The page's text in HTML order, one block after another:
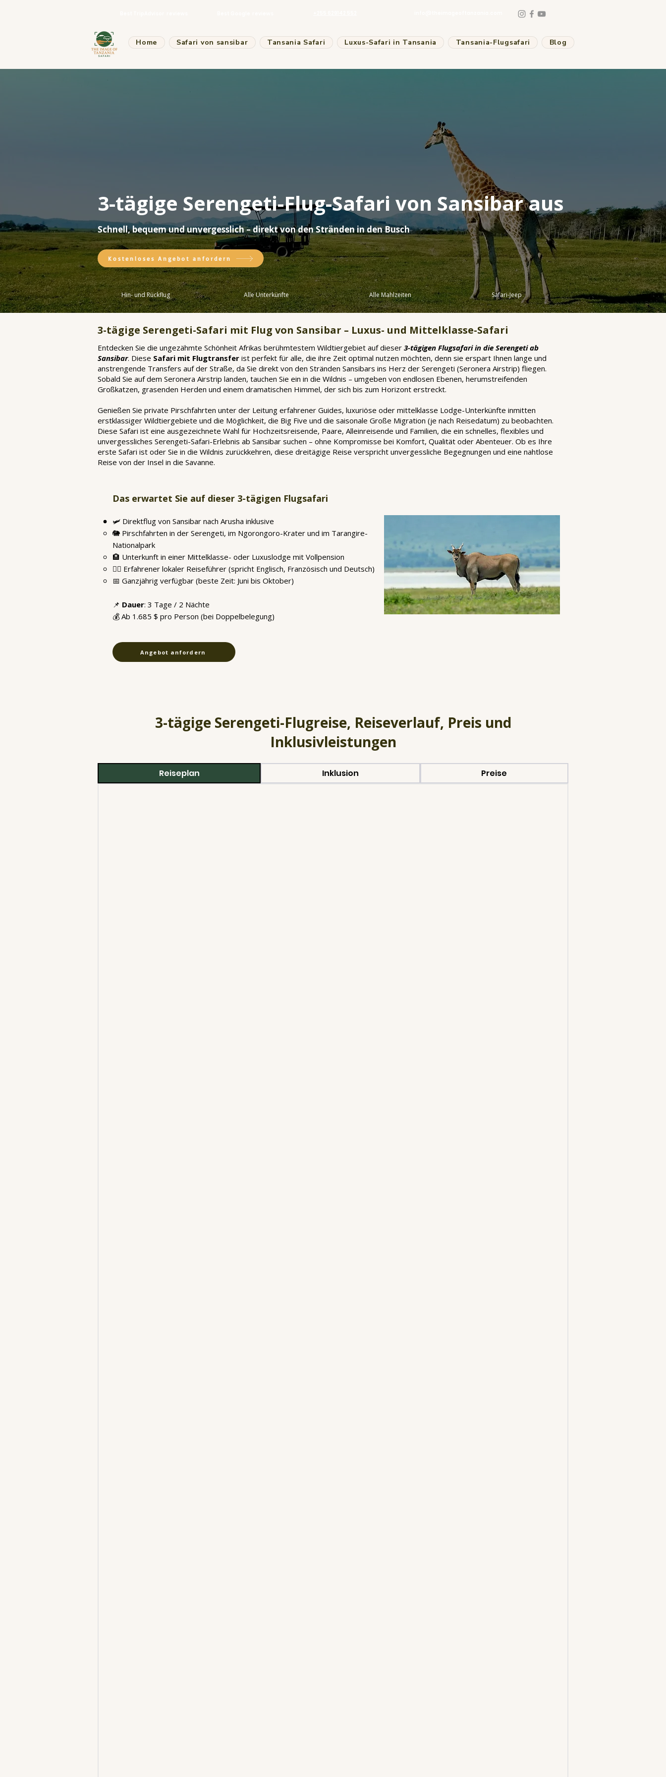
Home Safari von sansibar Tansania Safari Luxus-Safari in Tansania Tansania-Flugsafari Blog
3-tägige Serengeti-Flug-Safari von Sansibar aus
Schnell, bequem und unvergesslich – direkt von den Stränden in den Busch
Kostenloses Angebot anfordern
Hin- und Rückflug Alle Unterkünfte Alle Mahlzeiten Safari-Jeep
3-tägige Serengeti-Safari mit Flug von Sansibar – Luxus- und Mittelklasse-Safari
Entdecken Sie die ungezähmte Schönheit Afrikas berühmtestem Wildtiergebiet auf dieser 3-tägigen Flugsafari in die Serengeti ab
Sansibar. Diese Safari mit Flugtransfer ist perfekt für alle, die ihre Zeit optimal nutzen möchten, denn sie erspart Ihnen lange und
anstrengende Transfers auf der Straße, da Sie direkt von den Stränden Sansibars ins Herz der Serengeti (Seronera Airstrip) fliegen.
Sobald Sie auf dem Seronera Airstrip landen, tauchen Sie ein in die Wildnis – umgeben von endlosen Ebenen, herumstreifenden
Großkatzen, grasenden Herden und einem dramatischen Himmel, der sich bis zum Horizont erstreckt.
Genießen Sie private Pirschfahrten unter der Leitung erfahrener Guides, luxuriöse oder mittelklasse Lodge-Unterkünfte inmitten
erstklassiger Wildtiergebiete und die Möglichkeit, die Big Five und die saisonale Große Migration (je nach Reisedatum) zu beobachten.
Diese Safari ist eine ausgezeichnete Wahl für Hochzeitsreisende, Paare, Alleinreisende und Familien, die ein schnelles, flexibles und
unvergessliches Serengeti-Safari-Erlebnis ab Sansibar suchen – ohne Kompromisse bei Komfort, Qualität oder Abenteuer. Ob es Ihre
erste Safari ist oder Sie in die Wildnis zurückkehren, diese dreitägige Reise verspricht unvergessliche Begegnungen und eine nahtlose
Reise von der Insel in die Savanne.
Das erwartet Sie auf dieser 3-tägigen Flugsafari
🛩️ Direktflug von Sansibar nach Arusha inklusive
🐘 Pirschfahrten in der Serengeti, im Ngorongoro-Krater und im Tarangire-
Nationalpark
🏨 Unterkunft in einer Mittelklasse- oder Luxuslodge mit Vollpension
👨‍✈️ Erfahrener lokaler Reiseführer (spricht Englisch, Französisch und Deutsch)
📅 Ganzjährig verfügbar (beste Zeit: Juni bis Oktober)
📌 Dauer: 3 Tage / 2 Nächte
💰 Ab 1.685 $ pro Person (bei Doppelbelegung)
Angebot anfordern
3-tägige Serengeti-Flugreise, Reiseverlauf, Preis und
Inklusivleistungen
Reiseplan Inklusion Preise